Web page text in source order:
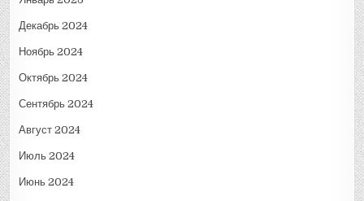
Декабрь 2024
Ноябрь 2024
Октябрь 2024
Сентябрь 2024
Август 2024
Июль 2024
Июнь 2024